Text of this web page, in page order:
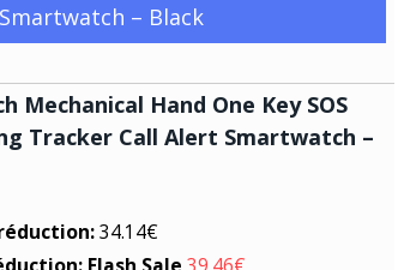
Smartwatch – Black
Mechanical Hand One Key SOS
Tracker Call Alert Smartwatch –
34.14€